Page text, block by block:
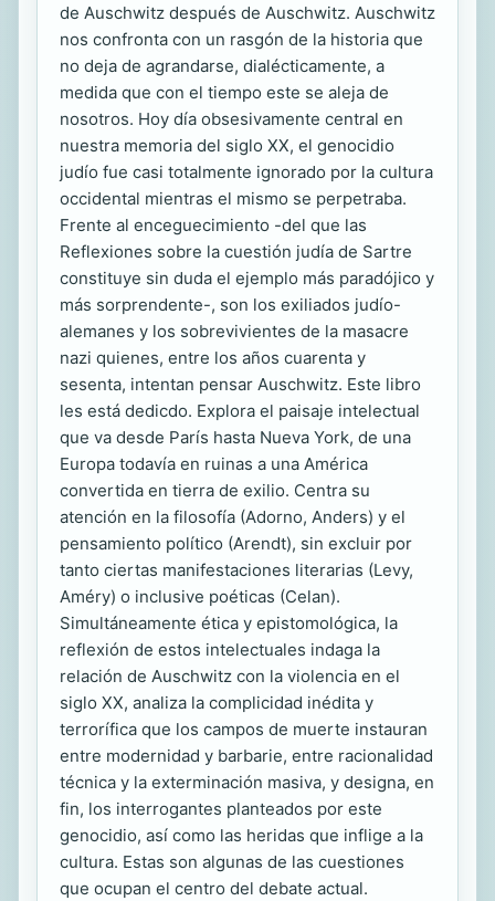
de Auschwitz después de Auschwitz. Auschwitz
nos confronta con un rasgón de la historia que
no deja de agrandarse, dialécticamente, a
medida que con el tiempo este se aleja de
nosotros. Hoy día obsesivamente central en
nuestra memoria del siglo XX, el genocidio
judío fue casi totalmente ignorado por la cultura
occidental mientras el mismo se perpetraba.
Frente al enceguecimiento -del que las
Reflexiones sobre la cuestión judía de Sartre
constituye sin duda el ejemplo más paradójico y
más sorprendente-, son los exiliados judío-
alemanes y los sobrevivientes de la masacre
nazi quienes, entre los años cuarenta y
sesenta, intentan pensar Auschwitz. Este libro
les está dedicdo. Explora el paisaje intelectual
que va desde París hasta Nueva York, de una
Europa todavía en ruinas a una América
convertida en tierra de exilio. Centra su
atención en la filosofía (Adorno, Anders) y el
pensamiento político (Arendt), sin excluir por
tanto ciertas manifestaciones literarias (Levy,
Améry) o inclusive poéticas (Celan).
Simultáneamente ética y epistomológica, la
reflexión de estos intelectuales indaga la
relación de Auschwitz con la violencia en el
siglo XX, analiza la complicidad inédita y
terrorífica que los campos de muerte instauran
entre modernidad y barbarie, entre racionalidad
técnica y la exterminación masiva, y designa, en
fin, los interrogantes planteados por este
genocidio, así como las heridas que inflige a la
cultura. Estas son algunas de las cuestiones
que ocupan el centro del debate actual.